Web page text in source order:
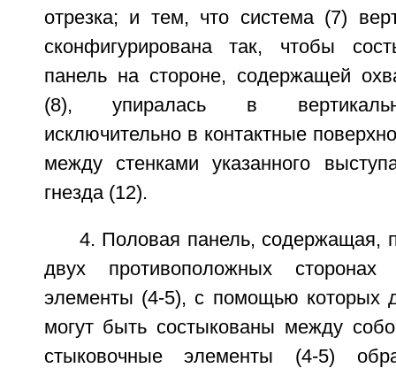
отрезка; и тем, что система (7)
сконфигурирована так, чтобы
панель на стороне, содержащей
(8), упиралась в
исключительно в контактные
между стенками указанного
гнезда (12).
4. Половая панель, содержащая,
двух противоположных
элементы (4-5), с помощью которых
могут быть состыкованы между
стыковочные элементы (4-5)